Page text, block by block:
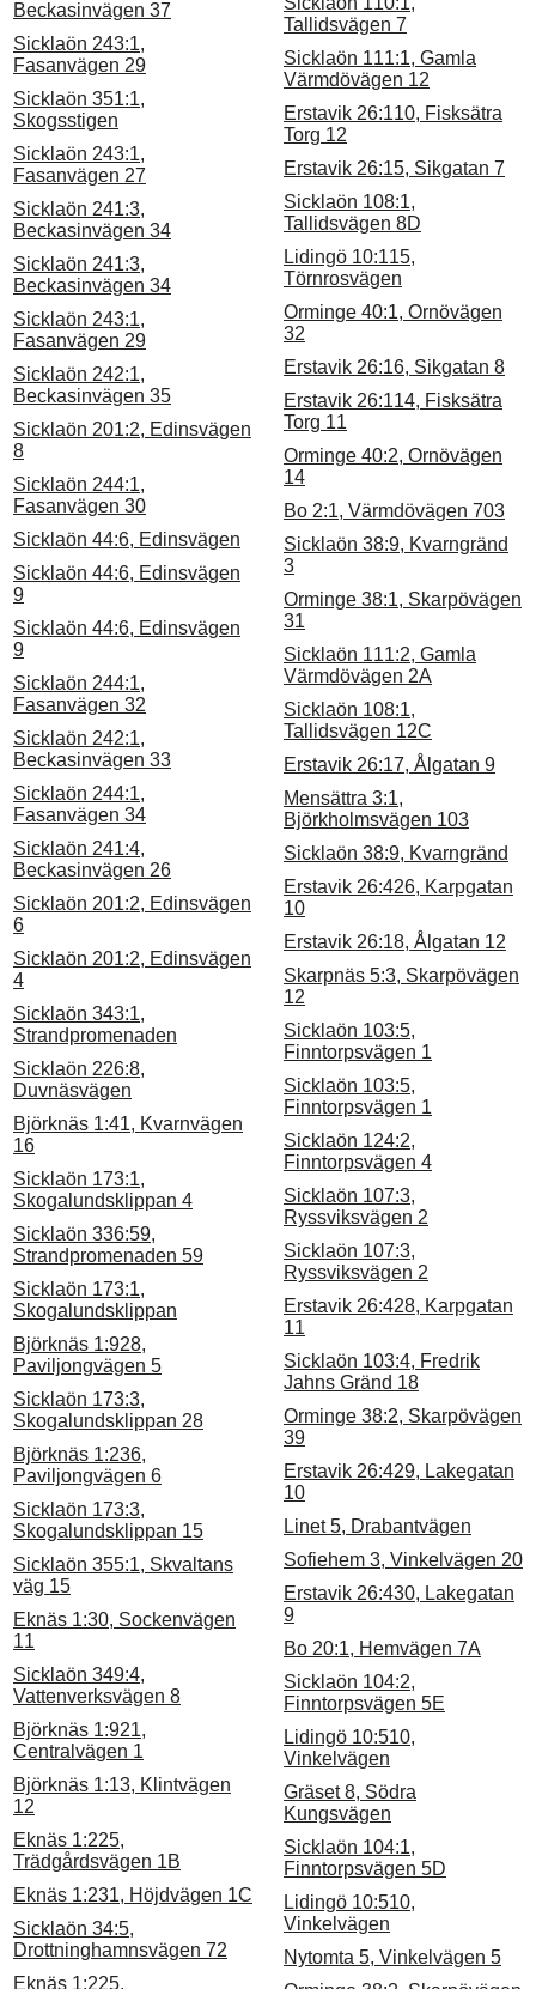
Beckasinvägen 37
Sicklaön 243:1,
Fasanvägen 29
Sicklaön 351:1,
Skogsstigen
Sicklaön 243:1,
Fasanvägen 27
Sicklaön 241:3,
Beckasinvägen 34
Sicklaön 241:3,
Beckasinvägen 34
Sicklaön 243:1,
Fasanvägen 29
Sicklaön 242:1,
Beckasinvägen 35
Sicklaön 201:2, Edinsvägen
8
Sicklaön 244:1,
Fasanvägen 30
Sicklaön 44:6, Edinsvägen
Sicklaön 44:6, Edinsvägen
9
Sicklaön 44:6, Edinsvägen
9
Sicklaön 244:1,
Fasanvägen 32
Sicklaön 242:1,
Beckasinvägen 33
Sicklaön 244:1,
Fasanvägen 34
Sicklaön 241:4,
Beckasinvägen 26
Sicklaön 201:2, Edinsvägen
6
Sicklaön 201:2, Edinsvägen
4
Sicklaön 343:1,
Strandpromenaden
Sicklaön 226:8,
Duvnäsvägen
Björknäs 1:41, Kvarnvägen
16
Sicklaön 173:1,
Skogalundsklippan 4
Sicklaön 336:59,
Strandpromenaden 59
Sicklaön 173:1,
Skogalundsklippan
Björknäs 1:928,
Paviljongvägen 5
Sicklaön 173:3,
Skogalundsklippan 28
Björknäs 1:236,
Paviljongvägen 6
Sicklaön 173:3,
Skogalundsklippan 15
Sicklaön 355:1, Skvaltans
väg 15
Eknäs 1:30, Sockenvägen
11
Sicklaön 349:4,
Vattenverksvägen 8
Björknäs 1:921,
Centralvägen 1
Björknäs 1:13, Klintvägen
12
Eknäs 1:225,
Trädgårdsvägen 1B
Eknäs 1:231, Höjdvägen 1C
Sicklaön 34:5,
Drottninghamnsvägen 72
Eknäs 1:225,
Tallidsvägen 7
Sicklaön 111:1, Gamla
Värmdövägen 12
Erstavik 26:110, Fisksätra
Torg 12
Erstavik 26:15, Sikgatan 7
Sicklaön 108:1,
Tallidsvägen 8D
Lidingö 10:115,
Törnrosvägen
Orminge 40:1, Ornövägen
32
Erstavik 26:16, Sikgatan 8
Erstavik 26:114, Fisksätra
Torg 11
Orminge 40:2, Ornövägen
14
Bo 2:1, Värmdövägen 703
Sicklaön 38:9, Kvarngränd
3
Orminge 38:1, Skarpövägen
31
Sicklaön 111:2, Gamla
Värmdövägen 2A
Sicklaön 108:1,
Tallidsvägen 12C
Erstavik 26:17, Ålgatan 9
Mensättra 3:1,
Björkholmsvägen 103
Sicklaön 38:9, Kvarngränd
Erstavik 26:426, Karpgatan
10
Erstavik 26:18, Ålgatan 12
Skarpnäs 5:3, Skarpövägen
12
Sicklaön 103:5,
Finntorpsvägen 1
Sicklaön 103:5,
Finntorpsvägen 1
Sicklaön 124:2,
Finntorpsvägen 4
Sicklaön 107:3,
Ryssviksvägen 2
Sicklaön 107:3,
Ryssviksvägen 2
Erstavik 26:428, Karpgatan
11
Sicklaön 103:4, Fredrik
Jahns Gränd 18
Orminge 38:2, Skarpövägen
39
Erstavik 26:429, Lakegatan
10
Linet 5, Drabantvägen
Sofiehem 3, Vinkelvägen 20
Erstavik 26:430, Lakegatan
9
Bo 20:1, Hemvägen 7A
Sicklaön 104:2,
Finntorpsvägen 5E
Lidingö 10:510,
Vinkelvägen
Gräset 8, Södra
Kungsvägen
Sicklaön 104:1,
Finntorpsvägen 5D
Lidingö 10:510,
Vinkelvägen
Nytomta 5, Vinkelvägen 5